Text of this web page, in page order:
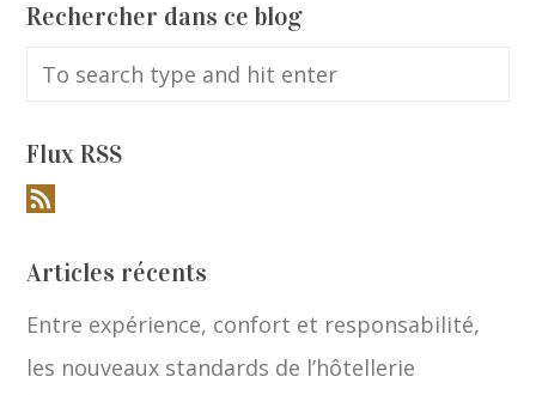
Rechercher dans ce blog
Flux RSS
Articles récents
Entre expérience, confort et responsabilité,
les nouveaux standards de l’hôtellerie